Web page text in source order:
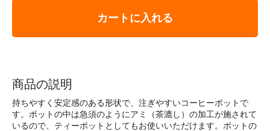
カートに入れる
商品の説明
持ちやすく安定感のある形状で、注ぎやすいコーヒーポットで
す。ポットの中は急須のようにアミ（茶漉し）の加工が施されて
いるので、ティーポットとしてもお使いいただけます。ポットの